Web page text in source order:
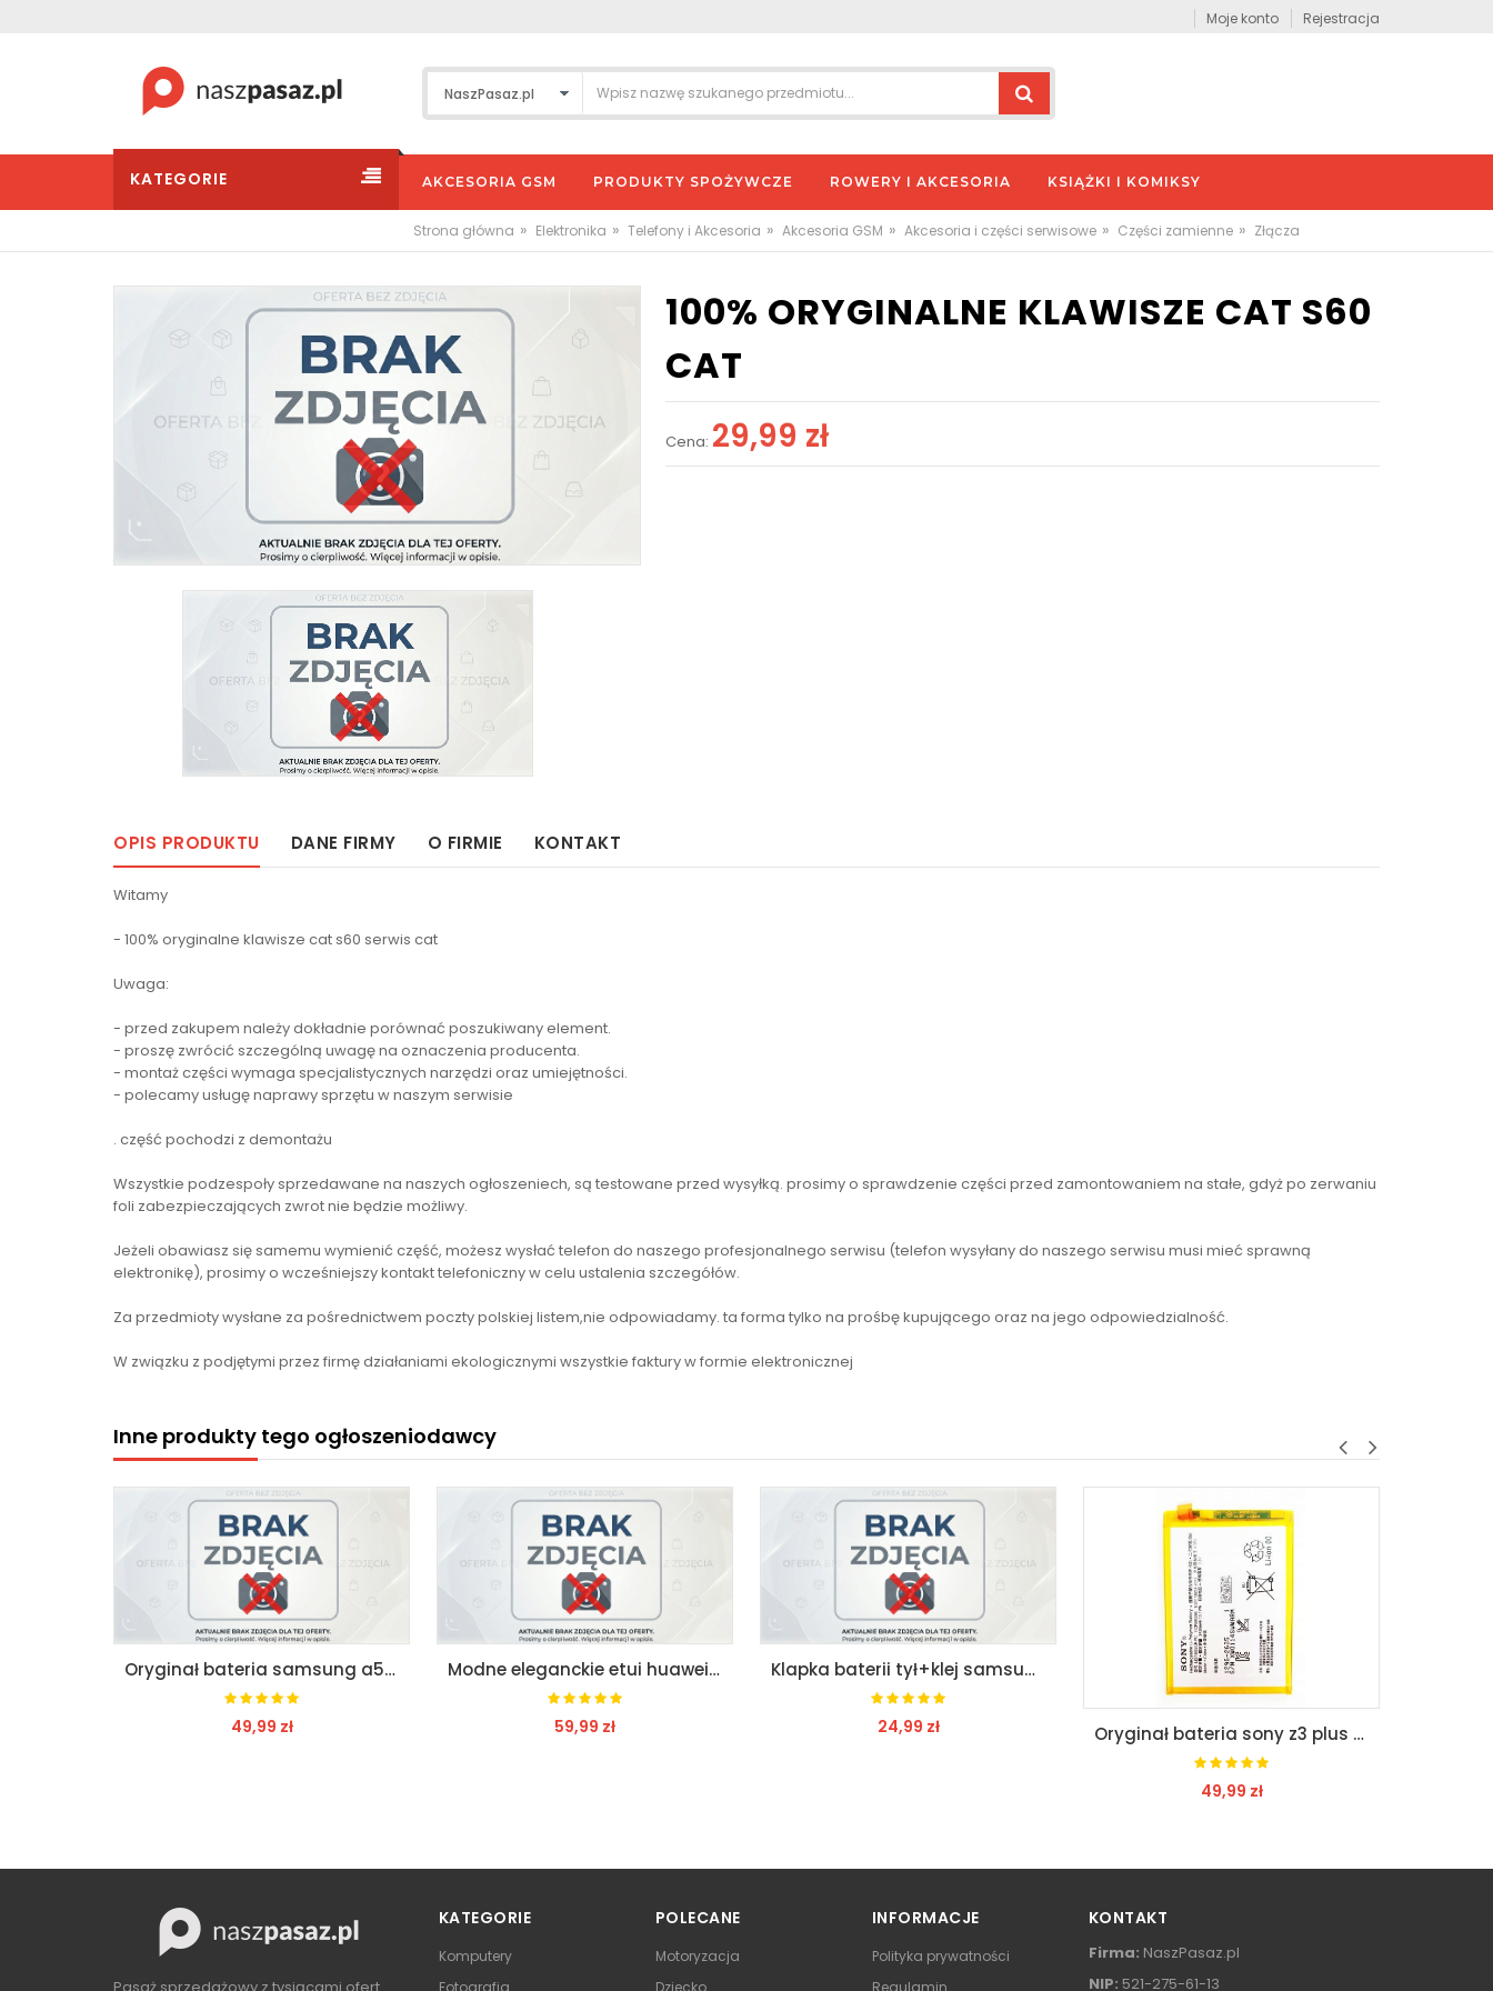
Moje konto Rejestracja
KATEGORIE AKCESORIA GSM PRODUKTY SPOŻYWCZE ROWERY I AKCESORIA KSIĄŻKI I KOMIKSY
Strona główna » Elektronika » Telefony i Akcesoria » Akcesoria GSM » Akcesoria i części serwisowe » Części zamienne » Złącza
100% ORYGINALNE KLAWISZE CAT S60
CAT
Cena: 29,99 zł
OPIS PRODUKTU DANE FIRMY O FIRMIE KONTAKT
Witamy
- 100% oryginalne klawisze cat s60 serwis cat
Uwaga:
- przed zakupem należy dokładnie porównać poszukiwany element.
- proszę zwrócić szczególną uwagę na oznaczenia producenta.
- montaż części wymaga specjalistycznych narzędzi oraz umiejętności.
- polecamy usługę naprawy sprzętu w naszym serwisie
. część pochodzi z demontażu
Wszystkie podzespoły sprzedawane na naszych ogłoszeniech, są testowane przed wysyłką. prosimy o sprawdzenie części przed zamontowaniem na stałe, gdyż po zerwaniu
foli zabezpieczających zwrot nie będzie możliwy.
Jeżeli obawiasz się samemu wymienić część, możesz wysłać telefon do naszego profesjonalnego serwisu (telefon wysyłany do naszego serwisu musi mieć sprawną
elektronikę), prosimy o wcześniejszy kontakt telefoniczny w celu ustalenia szczegółów.
Za przedmioty wysłane za pośrednictwem poczty polskiej listem,nie odpowiadamy. ta forma tylko na prośbę kupującego oraz na jego odpowiedzialność.
W związku z podjętymi przez firmę działaniami ekologicznymi wszystkie faktury w formie elektronicznej
Inne produkty tego ogłoszeniodawcy
Oryginał bateria samsung a50 a505 | 2019/20 serwis
49,99 zł
Modne eleganckie etui huawei mate 30 kolory
59,99 zł
Klapka baterii tył+klej samsung j415 j4plus jakosć
24,99 zł Oryginał bateria sony z3 plus / z4 swiezynka
49,99 zł
KATEGORIE
Komputery
POLECANE
Motoryzacja
INFORMACJE
Polityka prywatności
KONTAKT
Firma: NaszPasaz.pl
NIP: 521-275-61-13